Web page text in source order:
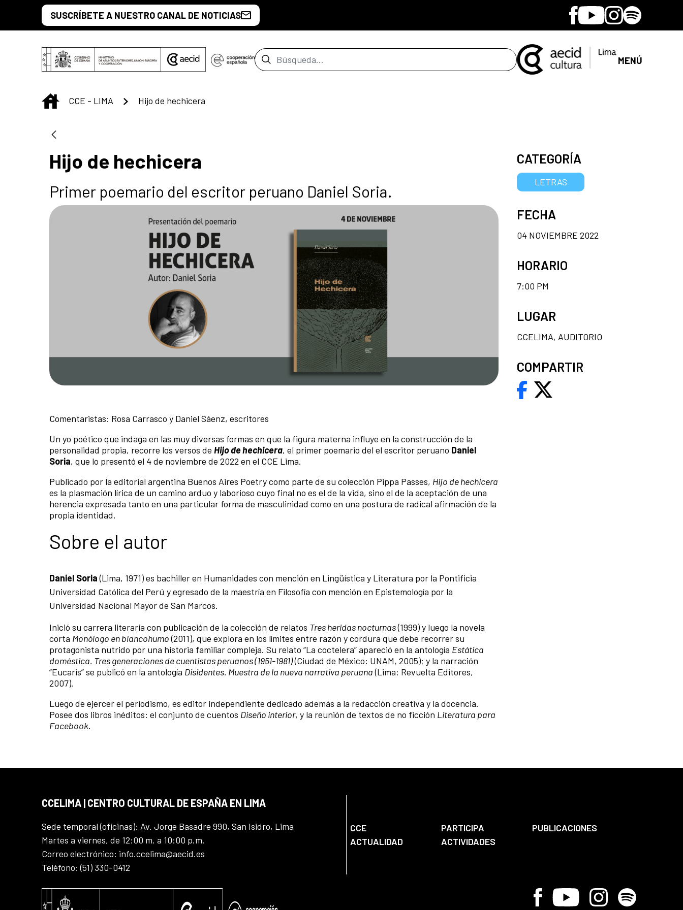
Saltar al contenido principal
SUSCRÍBETE A NUESTRO CANAL DE NOTICIAS Facebook
YoutubeInstagram
Spotify
Barra de búsqueda MENÚ
INICIO
CCE - LIMA Hijo de hechicera
Hijo de hechicera
Primer poemario del escritor peruano Daniel Soria.
Comentaristas: Rosa Carrasco y Daniel Sáenz, escritores
Un yo poético que indaga en las muy diversas formas en que la figura materna influye en la construcción de la
personalidad propia, recorre los versos de Hijo de hechicera, el primer poemario del el escritor peruano Daniel
Soria, que lo presentó el 4 de noviembre de 2022 en el CCE Lima.
Publicado por la editorial argentina Buenos Aires Poetry como parte de su colección Pippa Passes, Hijo de hechicera
es la plasmación lírica de un camino arduo y laborioso cuyo final no es el de la vida, sino el de la aceptación de una
herencia expresada tanto en una particular forma de masculinidad como en una postura de radical afirmación de la
propia identidad.
Sobre el autor
Daniel Soria(Lima, 1971) es bachiller en Humanidades con mención en Lingüística y Literatura por la Pontificia
Universidad Católica del Perú y egresado de la maestría en Filosofía con mención en Epistemología por la
Universidad Nacional Mayor de San Marcos.
Inició su carrera literaria con publicación de la colección de relatos Tres heridas nocturnas(1999) y luego la novela
corta Monólogo en blancohumo(2011), que explora en los límites entre razón y cordura que debe recorrer su
protagonista nutrido por una historia familiar compleja. Su relato “La coctelera” apareció en la antología Estática
doméstica. Tres generaciones de cuentistas peruanos (1951-1981)(Ciudad de México: UNAM, 2005); y la narración
“Eucaris” se publicó en la antología Disidentes. Muestra de la nueva narrativa peruana(Lima: Revuelta Editores,
2007).
Luego de ejercer el periodismo, es editor independiente dedicado además a la redacción creativa y la docencia.
Posee dos libros inéditos: el conjunto de cuentos Diseño interior, y la reunión de textos de no ficción Literatura para
Facebook.
CATEGORÍA
LETRAS
FECHA
04 NOVIEMBRE 2022
HORARIO
7:00 PM
LUGAR
CCELIMA, AUDITORIO
COMPARTIR
CCELIMA | CENTRO CULTURAL DE ESPAÑA EN LIMA
Sede temporal (oficinas): Av. Jorge Basadre 990, San Isidro, Lima
Martes a viernes, de 12:00 m. a 10:00 p.m.
Correo electrónico: info.ccelima@aecid.es
Teléfono: (51) 330-0412
CCE PARTICIPA
PUBLICACIONES
ACTUALIDAD
ACTIVIDADES
Facebook
Youtube InstagramSpotify